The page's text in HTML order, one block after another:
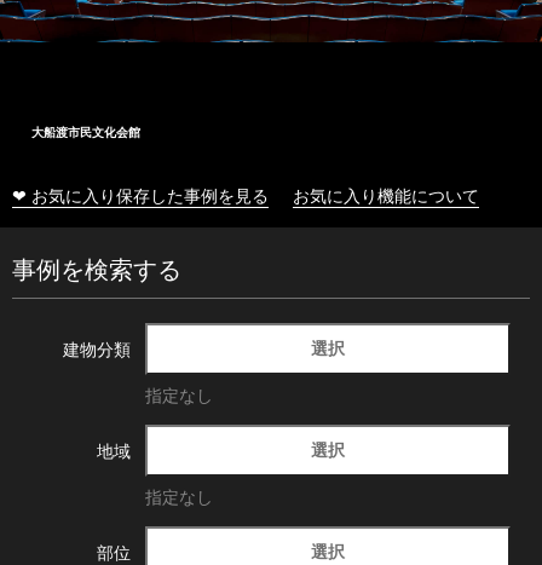
大船渡市民文化会館
❤ お気に入り保存した事例を見る お気に入り機能について
事例を検索する
建物分類 選択
指定なし
地域 選択
指定なし
部位 選択